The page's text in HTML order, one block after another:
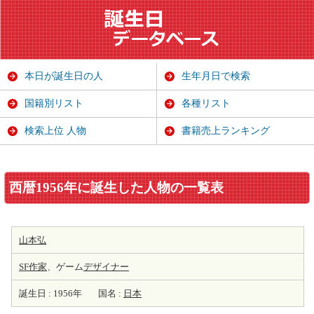
西暦1956年に誕生した人物の一覧表
山本弘
SF作家、ゲームデザイナー
誕生日 : 1956年 国名 : 日本
本日が誕生日の人 生年月日で検索
国籍別リスト 各種リスト
検索上位 人物 書籍売上ランキング